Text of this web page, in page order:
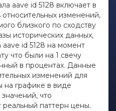
aave id 5128 включает в
изменений,
близкого по сходству
исторических данных,
aave id 5128 на момент
что были на 1 свечу
в процентах. Данные
изменений для
на графике в виде
что
реальный паттерн цены.